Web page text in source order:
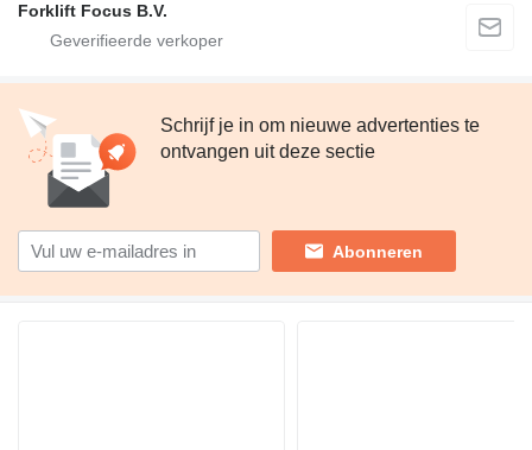
Forklift Focus B.V.
Schrijf je in om nieuwe advertenties te
ontvangen uit deze sectie
Abonneren